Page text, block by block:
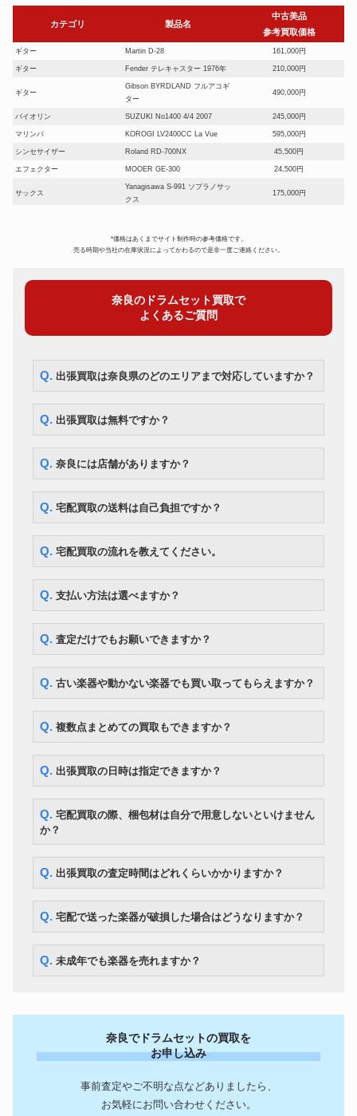
カテゴリ 製品名
中古美品
参考買取価格
ギター Martin D-28 161,000円
ギター Fender テレキャスター 1976年 210,000円
ギター
Gibson BYRDLAND フルアコギ
ター
490,000円
バイオリン SUZUKI No1400 4/4 2007 245,000円
マリンバ KOROGI LV2400CC La Vue 595,000円
シンセサイザー Roland RD-700NX 45,500円
エフェクター MOOER GE-300 24,500円
サックス
Yanagisawa S-991 ソプラノサッ
クス
175,000円
Fossati FJ-77 154,000円
フルート Muramatsu Flute EXIII 63,000円
ヤマハ 450
BESSON 600
チューバ MIRAPHONE B86A 280,000円
トランペット 73,500円
YAMAHA YSL882UII テナーバ
F.BESSON BE-702 フレンチホ
ルン
*価格はあくまでサイト制作時の参考価格です。
売る時期や当社の在庫状況によってかわるので是非一度ご連絡ください。
奈良のドラムセット買取で
よくあるご質問
Q. 出張買取は奈良県のどのエリアまで対応していますか？
Q. 出張買取は無料ですか？
Q. 奈良には店舗がありますか？
Q. 宅配買取の送料は自己負担ですか？
Q. 宅配買取の流れを教えてください。
Q. 支払い方法は選べますか？
Q. 査定だけでもお願いできますか？
Q. 古い楽器や動かない楽器でも買い取ってもらえますか？
Q. 複数点まとめての買取もできますか？
Q. 出張買取の日時は指定できますか？
Q. 宅配買取の際、梱包材は自分で用意しないといけません
か？
Q. 出張買取の査定時間はどれくらいかかりますか？
Q. 宅配で送った楽器が破損した場合はどうなりますか？
Q. 未成年でも楽器を売れますか？
奈良でドラムセットの買取を
お申し込み
事前査定やご不明な点などありましたら、
お気軽にお問い合わせください。